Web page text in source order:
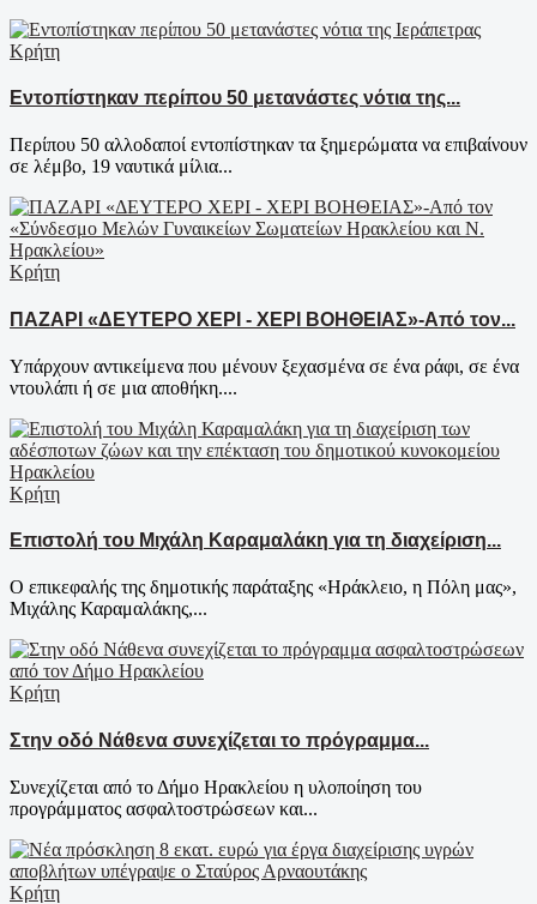
Κρήτη
Εντοπίστηκαν περίπου 50 μετανάστες νότια της...
Περίπου 50 αλλοδαποί εντοπίστηκαν τα ξημερώματα να επιβαίνουν
σε λέμβο, 19 ναυτικά μίλια...
Κρήτη
ΠΑΖΑΡΙ «ΔΕΥΤΕΡΟ ΧΕΡΙ - ΧΕΡΙ ΒΟΗΘΕΙΑΣ»-Από τον...
Υπάρχουν αντικείμενα που μένουν ξεχασμένα σε ένα ράφι, σε ένα
ντουλάπι ή σε μια αποθήκη....
Κρήτη
Επιστολή του Μιχάλη Καραμαλάκη για τη διαχείριση...
Ο επικεφαλής της δημοτικής παράταξης «Ηράκλειο, η Πόλη μας»,
Μιχάλης Καραμαλάκης,...
Κρήτη
Στην οδό Νάθενα συνεχίζεται το πρόγραμμα...
Συνεχίζεται από το Δήμο Ηρακλείου η υλοποίηση του
προγράμματος ασφαλτοστρώσεων και...
Κρήτη